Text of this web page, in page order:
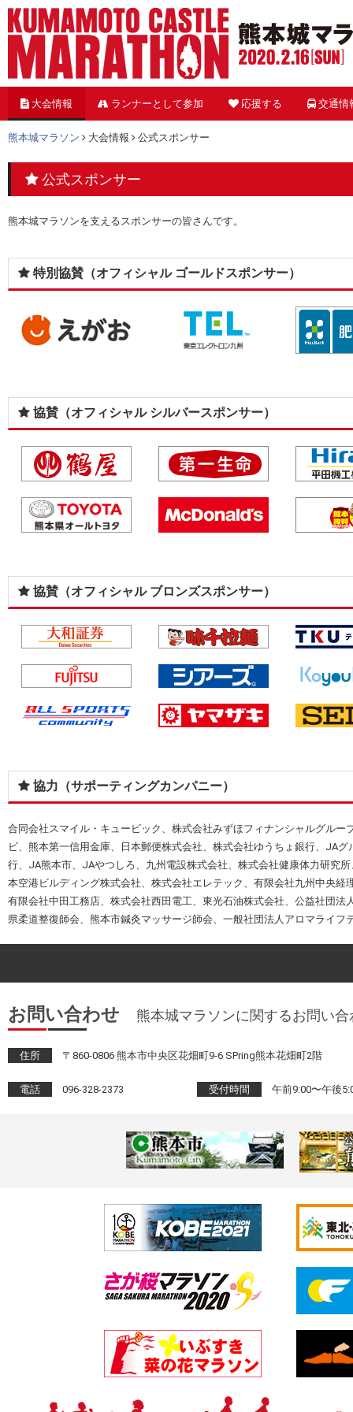
大会情報 ランナーとして参加 応援する 交通情
熊本城マラソン 大会情報 公式スポンサー
公式スポンサー
熊本城マラソンを支えるスポンサーの皆さんです。
特別協賛（オフィシャル ゴールドスポンサー）
協賛（オフィシャル シルバースポンサー）
協賛（オフィシャル ブロンズスポンサー）
協力（サポーティングカンパニー）
合同会社スマイル・キュービック、株式会社みずほフィナンシャルグルー
ビ、熊本第一信用金庫、日本郵便株式会社、株式会社ゆうちょ銀行、JA
行、JA熊本市、JAやつしろ、九州電設株式会社、株式会社健康体力研究
本空港ビルディング株式会社、株式会社エレテック、有限会社九州中央経
有限会社中田工務店、株式会社西田電工、東光石油株式会社、公益社団法
県柔道整復師会、熊本市鍼灸マッサージ師会、一般社団法人アロマライフ
お問い合わせ 熊本城マラソンに関するお問い
住所 〒860-0806 熊本市中央区花畑町9-6 SPring熊本花畑町2階
電話 096-328-2373 受付時間 午前9:00〜午後